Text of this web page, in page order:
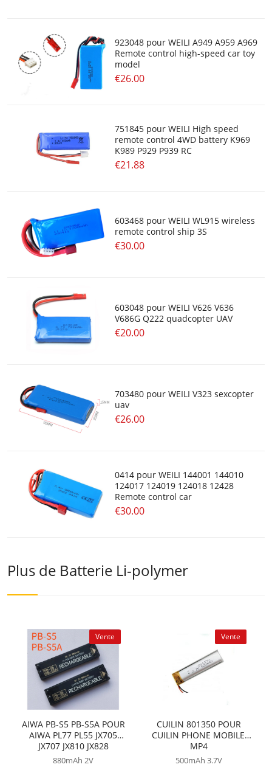
923048 pour WEILI A949 A959 A969
Remote control high-speed car toy
model
€26.00
751845 pour WEILI High speed
remote control 4WD battery K969
K989 P929 P939 RC
€21.88
603468 pour WEILI WL915 wireless
remote control ship 3S
€30.00
603048 pour WEILI V626 V636
V686G Q222 quadcopter UAV
€20.00
703480 pour WEILI V323 sexcopter
uav
€26.00
0414 pour WEILI 144001 144010
124017 124019 124018 12428
Remote control car
€30.00
Plus de Batterie Li-polymer
Vente
AIWA PB-S5 PB-S5A POUR
AIWA PL77 PL55 JX705
JX707 JX810 JX828
880mAh 2V
Vente
CUILIN 801350 POUR
CUILIN PHONE MOBILE,
MP4
500mAh 3.7V